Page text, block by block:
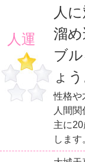
人運
人
溜
ブ
ょう
性格や
人間
主に
します